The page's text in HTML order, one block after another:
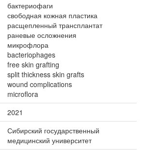
бактериофаги
свободная кожная пластика
расщепленный трансплантат
раневые осложнения
микрофлора
bacteriophages
free skin grafting
split thickness skin grafts
wound complications
microflora
2021
Сибирский государственный
медицинский университет